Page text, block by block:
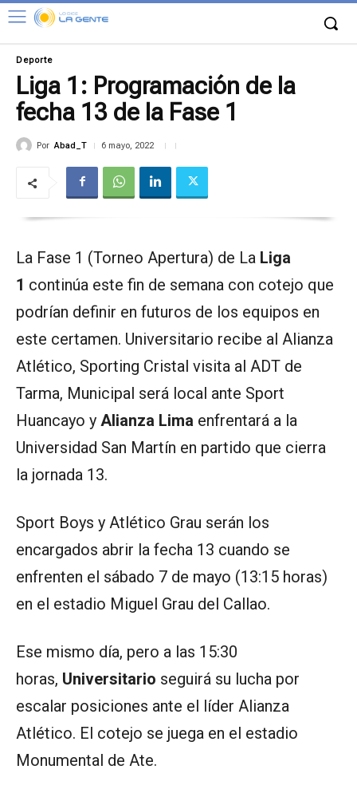
Deporte
Liga 1: Programación de la
fecha 13 de la Fase 1
Por Abad_T 6 mayo, 2022
La Fase 1 (Torneo Apertura) de La Liga
1 continúa este fin de semana con cotejo que
podrían definir en futuros de los equipos en
este certamen. Universitario recibe al Alianza
Atlético, Sporting Cristal visita al ADT de
Tarma, Municipal será local ante Sport
Huancayo y Alianza Lima enfrentará a la
Universidad San Martín en partido que cierra
la jornada 13.
Sport Boys y Atlético Grau serán los
encargados abrir la fecha 13 cuando se
enfrenten el sábado 7 de mayo (13:15 horas)
en el estadio Miguel Grau del Callao.
Ese mismo día, pero a las 15:30
horas, Universitario seguirá su lucha por
escalar posiciones ante el líder Alianza
Atlético. El cotejo se juega en el estadio
Monumental de Ate.